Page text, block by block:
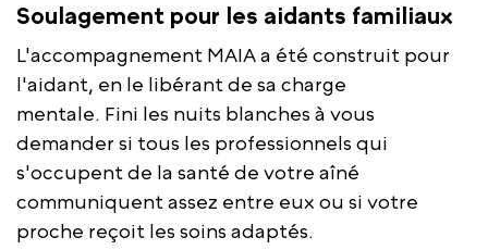
Soulagement pour les aidants familiaux
L'accompagnement MAIA a été construit pour
l'aidant, en le libérant de sa charge
mentale. Fini les nuits blanches à vous
demander si tous les professionnels qui
s'occupent de la santé de votre aîné
communiquent assez entre eux ou si votre
proche reçoit les soins adaptés.